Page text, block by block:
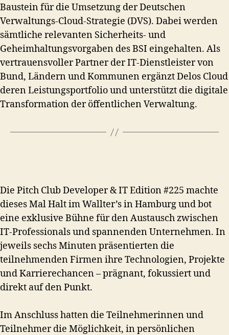
Baustein für die Umsetzung der Deutschen
Verwaltungs-Cloud-Strategie (DVS). Dabei werden
sämtliche relevanten Sicherheits- und
Geheimhaltungsvorgaben des BSI eingehalten. Als
vertrauensvoller Partner der IT-Dienstleister von
Bund, Ländern und Kommunen ergänzt Delos Cloud
deren Leistungsportfolio und unterstützt die digitale
Transformation der öffentlichen Verwaltung.
Die Pitch Club Developer & IT Edition #225 machte
dieses Mal Halt im Wallter’s in Hamburg und bot
eine exklusive Bühne für den Austausch zwischen
IT-Professionals und spannenden Unternehmen. In
jeweils sechs Minuten präsentierten die
teilnehmenden Firmen ihre Technologien, Projekte
und Karrierechancen – prägnant, fokussiert und
direkt auf den Punkt.
Im Anschluss hatten die Teilnehmerinnen und
Teilnehmer die Möglichkeit, in persönlichen